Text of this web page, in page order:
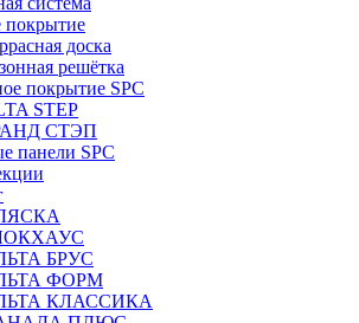
покрытие
доска
решётка
покрытие SPC
STEP
СТЭП
панели SPC
БРУС
ФОРМ
КЛАССИКА